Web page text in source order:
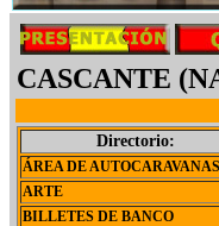
CASCANTE
Directorio:
ÁREA DE AUTOCARAVANAS
ARTE
BILLETES DE BANCO